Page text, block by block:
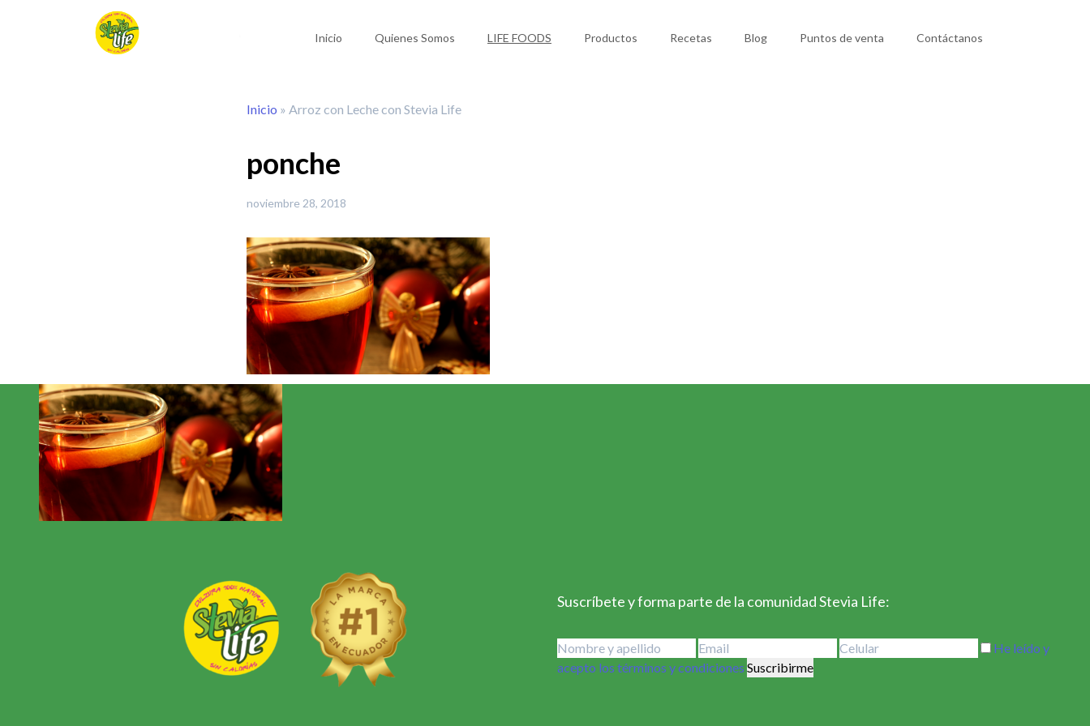
Inicio Quienes Somos LIFE FOODS Productos Recetas Blog Puntos de venta Contáctanos
Inicio » Arroz con Leche con Stevia Life
ponche
noviembre 28, 2018
Suscríbete y forma parte de la comunidad Stevia Life:
He leído y
acepto los términos y condiciones